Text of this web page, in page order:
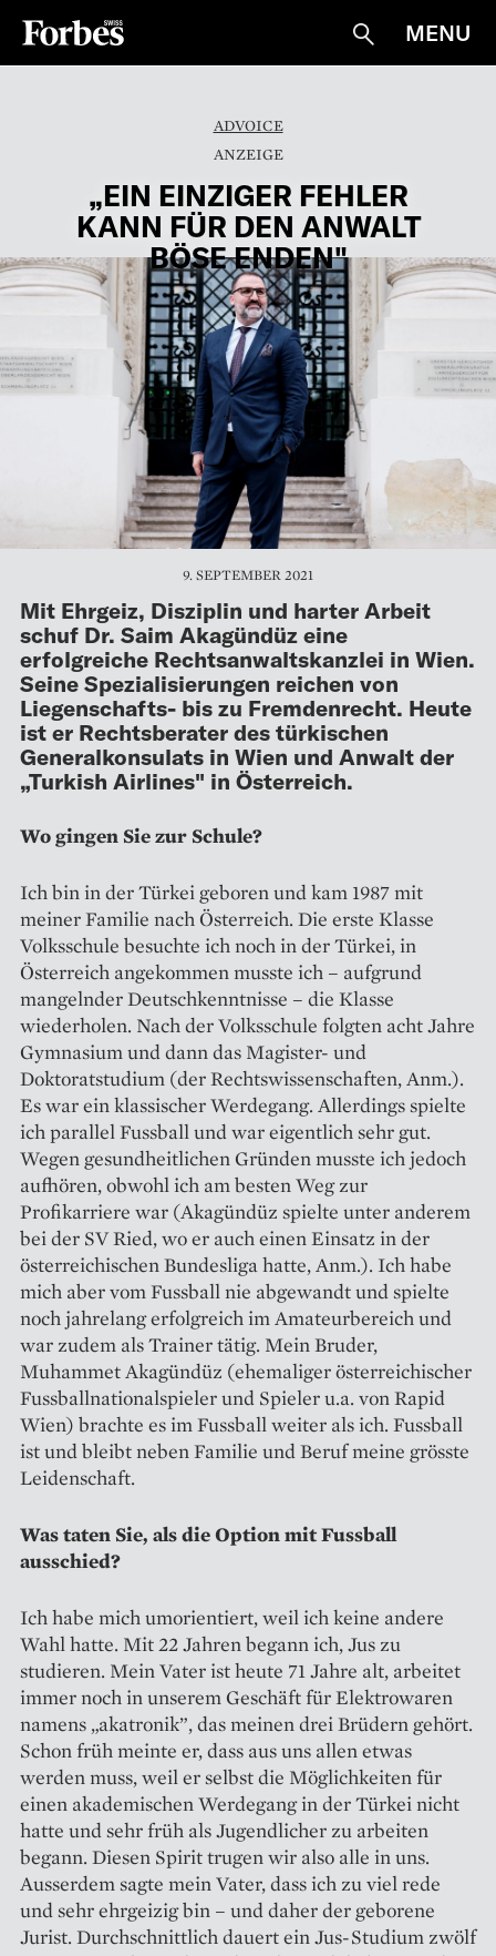
Suche
MENU
ADVOICE
„EIN EINZIGER FEHLER
KANN FÜR DEN ANWALT
BÖSE ENDEN"
9. SEPTEMBER 2021
Mit Ehrgeiz, Disziplin und harter Arbeit
schuf Dr. Saim Akagündüz eine
erfolgreiche Rechtsanwaltskanzlei in Wien.
Seine Spezialisierungen reichen von
Liegenschafts- bis zu Fremdenrecht. Heute
ist er Rechtsberater des türkischen
Generalkonsulats in Wien und Anwalt der
„Turkish Airlines" in Österreich.
Wo gingen Sie zur Schule?
Ich bin in der Türkei geboren und kam 1987 mit
meiner Familie nach Österreich. Die erste Klasse
Volksschule besuchte ich noch in der Türkei, in
Österreich angekommen musste ich – aufgrund
mangelnder Deutschkenntnisse – die Klasse
wiederholen. Nach der Volksschule folgten acht Jahre
Gymnasium und dann das Magister- und
Doktoratstudium (der Rechtswissenschaften, Anm.).
Es war ein klassischer Werdegang. Allerdings spielte
ich parallel Fussball und war eigentlich sehr gut.
Wegen gesundheitlichen Gründen musste ich jedoch
aufhören, obwohl ich am besten Weg zur
Profikarriere war (Akagündüz spielte unter anderem
bei der SV Ried, wo er auch einen Einsatz in der
österreichischen Bundesliga hatte, Anm.). Ich habe
mich aber vom Fussball nie abgewandt und spielte
noch jahrelang erfolgreich im Amateurbereich und
war zudem als Trainer tätig. Mein Bruder,
Muhammet Akagündüz (ehemaliger österreichischer
Fussballnationalspieler und Spieler u.a. von Rapid
Wien) brachte es im Fussball weiter als ich. Fussball
ist und bleibt neben Familie und Beruf meine grösste
Leidenschaft.
Was taten Sie, als die Option mit Fussball
ausschied?
Ich habe mich umorientiert, weil ich keine andere
Wahl hatte. Mit 22 Jahren begann ich, Jus zu
studieren. Mein Vater ist heute 71 Jahre alt, arbeitet
immer noch in unserem Geschäft für Elektrowaren
namens „akatronik”, das meinen drei Brüdern gehört.
Schon früh meinte er, dass aus uns allen etwas
werden muss, weil er selbst die Möglichkeiten für
einen akademischen Werdegang in der Türkei nicht
hatte und sehr früh als Jugendlicher zu arbeiten
begann. Diesen Spirit trugen wir also alle in uns.
Ausserdem sagte mein Vater, dass ich zu viel rede
und sehr ehrgeizig bin – und daher der geborene
Jurist. Durchschnittlich dauert ein Jus-Studium zwölf